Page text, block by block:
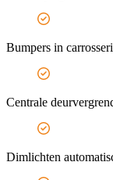
Bumpers in
Centrale
Dimlichten